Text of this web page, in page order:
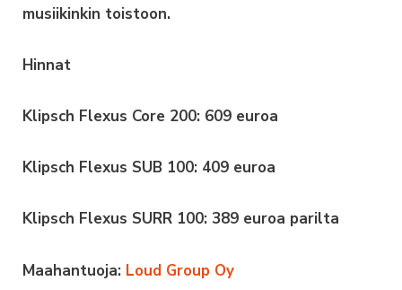
musiikinkin toistoon.
Hinnat
Klipsch Flexus Core 200: 609 euroa
Klipsch Flexus SUB 100: 409 euroa
Klipsch Flexus SURR 100: 389 euroa parilta
Maahantuoja: Loud Group Oy